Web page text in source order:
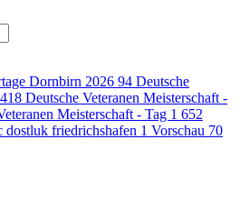
Dornbirn 2026 94 Deutsche
418 Deutsche Veteranen Meisterschaft -
Meisterschaft - Tag 1 652
dostluk friedrichshafen 1 Vorschau 70